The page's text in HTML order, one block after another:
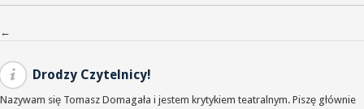
Nawigacja po wpisach
←
Drodzy Czytelnicy!
Nazywam się Tomasz Domagała i jestem krytykiem teatralnym. Piszę głównie